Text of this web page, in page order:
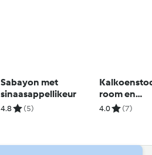
Sabayon met
sinaasappellikeur
4.8 (5)
room en
4.0 (7)